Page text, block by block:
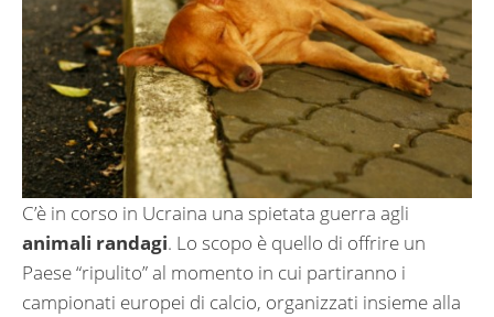
C’è in corso in Ucraina una spietata guerra agli
animali randagi. Lo scopo è quello di offrire un
Paese “ripulito” al momento in cui partiranno i
campionati europei di calcio, organizzati insieme alla